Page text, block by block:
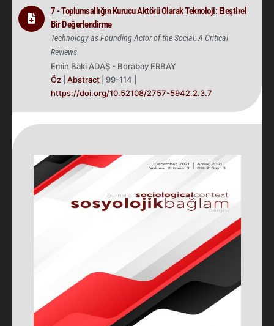
7 - Toplumsallığın Kurucu Aktörü Olarak Teknoloji: Eleştirel
Bir Değerlendirme
Technology as Founding Actor of the Social: A Critical
Reviews
Emin Baki ADAŞ - Borabay ERBAY
Öz
Abstract
| 99-114 |
https://doi.org/10.52108/2757-5942.2.3.7